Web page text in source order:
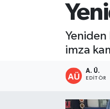
Yeniden
imza
A. Ü.
EDITÖR